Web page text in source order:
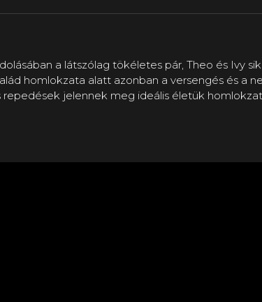
a látszólag tökéletes pár, Theo és Ivy
homlokzata alatt azonban a versengés és a
jelennek meg ideális életük